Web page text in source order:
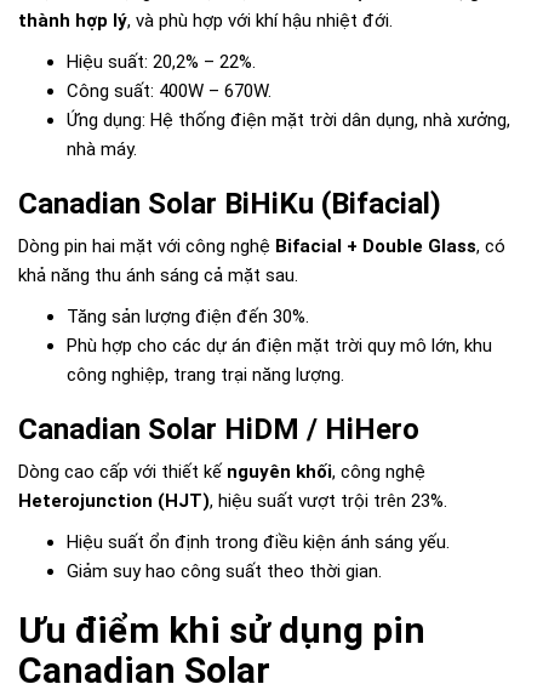
thành hợp lý, và phù hợp với khí hậu nhiệt đới.
Hiệu suất: 20,2% – 22%.
Công suất: 400W – 670W.
Ứng dụng: Hệ thống điện mặt trời dân dụng, nhà xưởng,
nhà máy.
Canadian Solar BiHiKu (Bifacial)
Dòng pin hai mặt với công nghệ Bifacial + Double Glass, có
khả năng thu ánh sáng cả mặt sau.
Tăng sản lượng điện đến 30%.
Phù hợp cho các dự án điện mặt trời quy mô lớn, khu
công nghiệp, trang trại năng lượng.
Canadian Solar HiDM / HiHero
Dòng cao cấp với thiết kế nguyên khối, công nghệ
Heterojunction (HJT), hiệu suất vượt trội trên 23%.
Hiệu suất ổn định trong điều kiện ánh sáng yếu.
Giảm suy hao công suất theo thời gian.
Ưu điểm khi sử dụng pin
Canadian Solar